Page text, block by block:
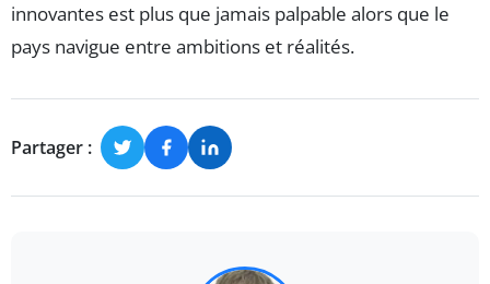
innovantes est plus que jamais palpable alors que le
pays navigue entre ambitions et réalités.
Partager :